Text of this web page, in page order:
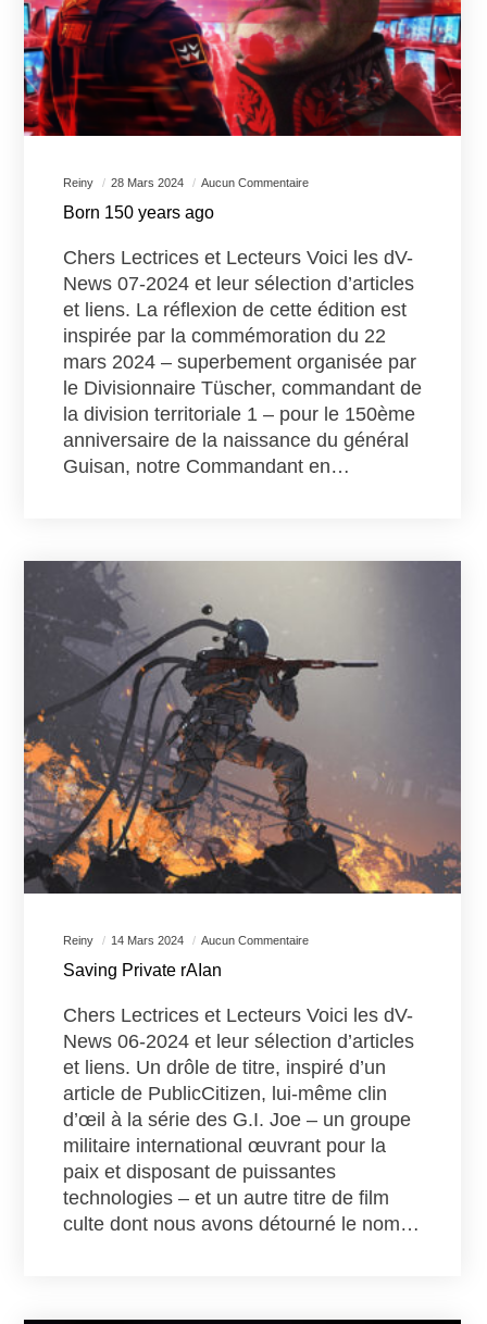
Reiny 28 Mars 2024 Aucun Commentaire
Born 150 years ago
Chers Lectrices et Lecteurs Voici les dV-
News 07-2024 et leur sélection d’articles
et liens. La réflexion de cette édition est
inspirée par la commémoration du 22
mars 2024 – superbement organisée par
le Divisionnaire Tüscher, commandant de
la division territoriale 1 – pour le 150ème
anniversaire de la naissance du général
Guisan, notre Commandant en…
Reiny 14 Mars 2024 Aucun Commentaire
Saving Private rAIan
Chers Lectrices et Lecteurs Voici les dV-
News 06-2024 et leur sélection d’articles
et liens. Un drôle de titre, inspiré d’un
article de PublicCitizen, lui-même clin
d’œil à la série des G.I. Joe – un groupe
militaire international œuvrant pour la
paix et disposant de puissantes
technologies – et un autre titre de film
culte dont nous avons détourné le nom…